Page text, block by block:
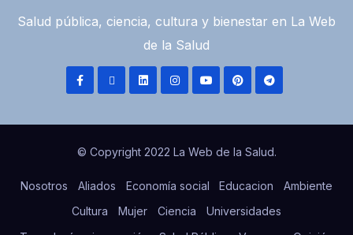
Salud pública, ciencia, cultura y bienestar en La Web
de la Salud
© Copyright 2022 La Web de la Salud.
Nosotros Aliados Economía social Educacion
Ambiente
Cultura
Mujer Ciencia
Universidades